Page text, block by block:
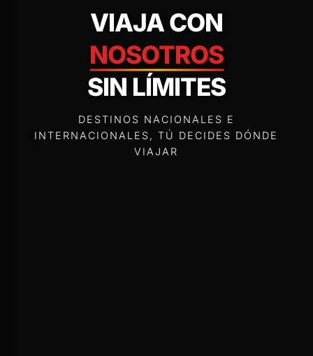
VIAJA CON
NOSOTROS
SIN LÍMITES
DESTINOS NACIONALES E
INTERNACIONALES, TÚ DECIDES DÓNDE
VIAJAR